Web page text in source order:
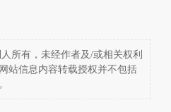
所有，未经作者及/或相关权利
站信息内容转载授权并不包括